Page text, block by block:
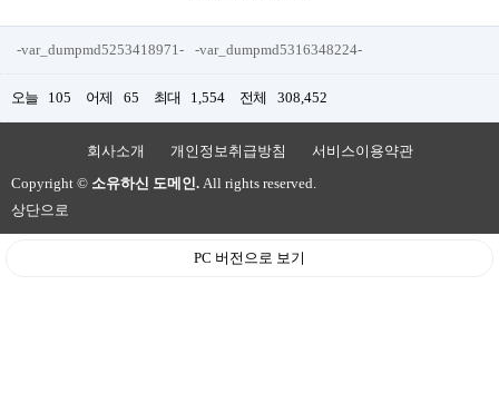
-var_dumpmd5253418971- -var_dumpmd5316348224-
오늘 105 어제 65 최대 1,554 전체 308,452
회사소개 개인정보취급방침
서비스이용약관
Copyright © 소유하신 도메인. All rights reserved.
상단으로
PC 버전으로 보기